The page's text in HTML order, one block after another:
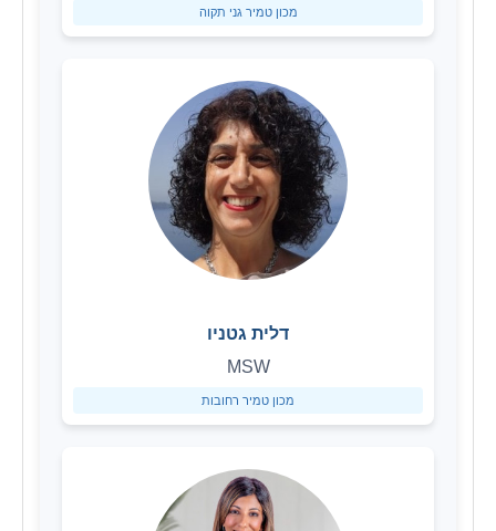
מכון טמיר גני תקוה
דלית גטניו
MSW
מכון טמיר רחובות